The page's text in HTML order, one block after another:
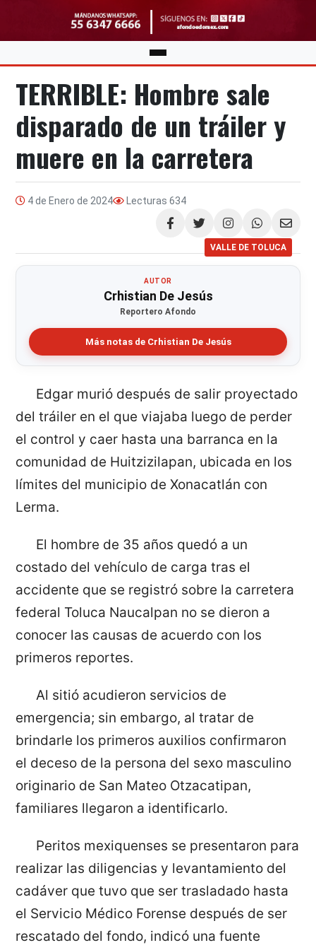
TERRIBLE: Hombre sale
disparado de un tráiler y
muere en la carretera
4 de Enero de 2024 Lecturas 634
Compartir
VALLE DE TOLUCA
AUTOR
Crhistian De Jesús
Reportero Afondo
Más notas de Crhistian De Jesús
Edgar murió después de salir proyectado
del tráiler en el que viajaba luego de perder
el control y caer hasta una barranca en la
comunidad de Huitzizilapan, ubicada en los
límites del municipio de Xonacatlán con
Lerma.
El hombre de 35 años quedó a un
costado del vehículo de carga tras el
accidente que se registró sobre la carretera
federal Toluca Naucalpan no se dieron a
conocer las causas de acuerdo con los
primeros reportes.
Al sitió acudieron servicios de
emergencia; sin embargo, al tratar de
brindarle los primeros auxilios confirmaron
el deceso de la persona del sexo masculino
originario de San Mateo Otzacatipan,
familiares llegaron a identificarlo.
Peritos mexiquenses se presentaron para
realizar las diligencias y levantamiento del
cadáver que tuvo que ser trasladado hasta
el Servicio Médico Forense después de ser
rescatado del fondo, indicó una fuente